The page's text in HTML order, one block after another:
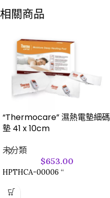
相關商品
“Thermocare” 濕熱電墊細碼
墊 41 x 10cm
未分類
$653.00
HPTHCA-00006 “